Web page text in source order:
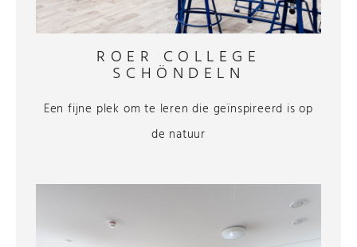
ROER COLLEGE
SCHÖNDELN
Een fijne plek om te leren die geïnspireerd is op
de natuur